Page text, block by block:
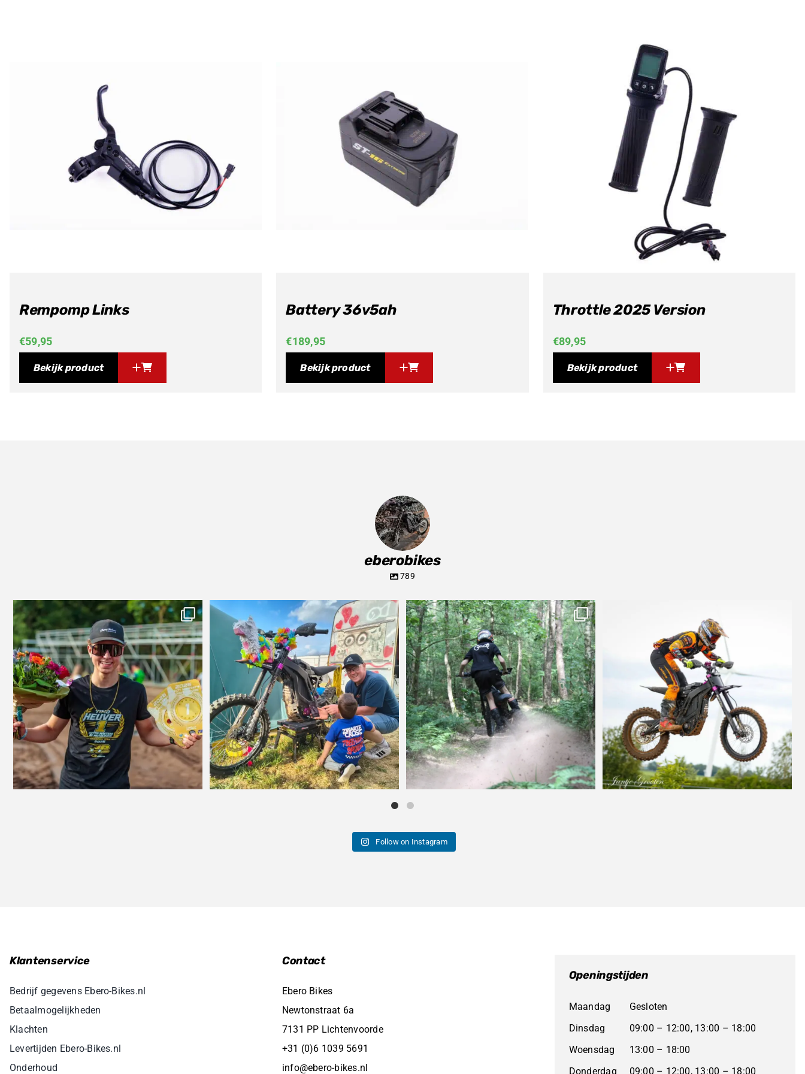
Rempomp Links
€59,95
Bekijk product
Battery 36v5ah
€189,95
Bekijk product
Throttle 2025 Version
€89,95
Bekijk product
eberobikes
789
Follow on Instagram
Klantenservice
Bedrijf gegevens Ebero-Bikes.nl
Betaalmogelijkheden
Klachten
Levertijden Ebero-Bikes.nl
Onderhoud
Contact
Ebero Bikes
Newtonstraat 6a
7131 PP Lichtenvoorde
+31 (0)6 1039 5691
info@ebero-bikes.nl
Openingstijden
Maandag
Gesloten
Dinsdag
09:00 – 12:00, 13:00 – 18:00
Woensdag
13:00 – 18:00
Donderdag
09:00 – 12:00, 13:00 – 18:00